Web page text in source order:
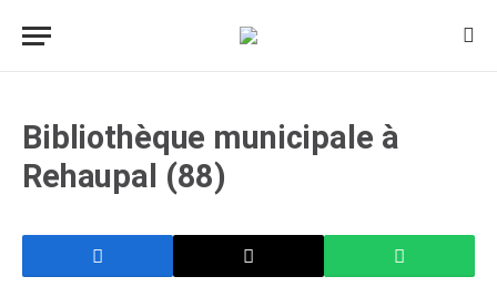
Bibliothèque municipale à
Rehaupal (88)